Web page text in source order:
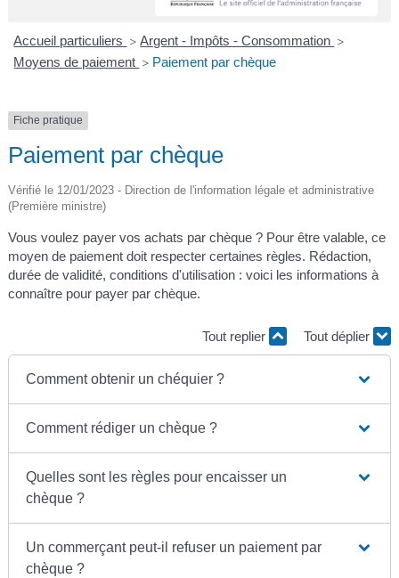
R
Accueil particuliers > Argent - Impôts - Consommation >
Moyens de paiement > Paiement par chèque
Fiche pratique
Paiement par chèque
Vérifié le 12/01/2023 - Direction de l'information légale et administrative
(Première ministre)
Vous voulez payer vos achats par chèque ? Pour être valable, ce
moyen de paiement doit respecter certaines règles. Rédaction,
durée de validité, conditions d'utilisation : voici les informations à
connaître pour payer par chèque.
Tout replier Tout déplier
Comment obtenir un chéquier ?
Comment rédiger un chèque ?
Quelles sont les règles pour encaisser un
chèque ?
Un commerçant peut-il refuser un paiement par
chèque ?